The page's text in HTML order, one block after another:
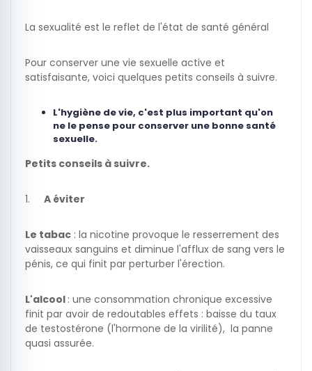
La sexualité est le reflet de l'état de santé général
Pour conserver une vie sexuelle active et
satisfaisante, voici quelques petits conseils à suivre.
L'hygiène de vie, c'est plus important qu'on
ne le pense pour conserver une bonne santé
sexuelle.
Petits conseils à suivre.
1. A éviter
Le tabac : la nicotine provoque le resserrement des
vaisseaux sanguins et diminue l'afflux de sang vers le
pénis, ce qui finit par perturber l'érection.
L'alcool : une consommation chronique excessive
finit par avoir de redoutables effets : baisse du taux
de testostérone (l'hormone de la virilité), la panne
quasi assurée.